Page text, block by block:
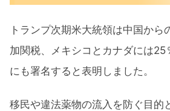
トランプ次期米大統領は中国から
加関税、メキシコとカナダには25
にも署名すると表明しました。
移民や違法薬物の流入を防ぐ目的